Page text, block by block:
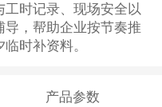
时记录、现场安全以
，帮助企业按节奏推
时补资料。
产品参数